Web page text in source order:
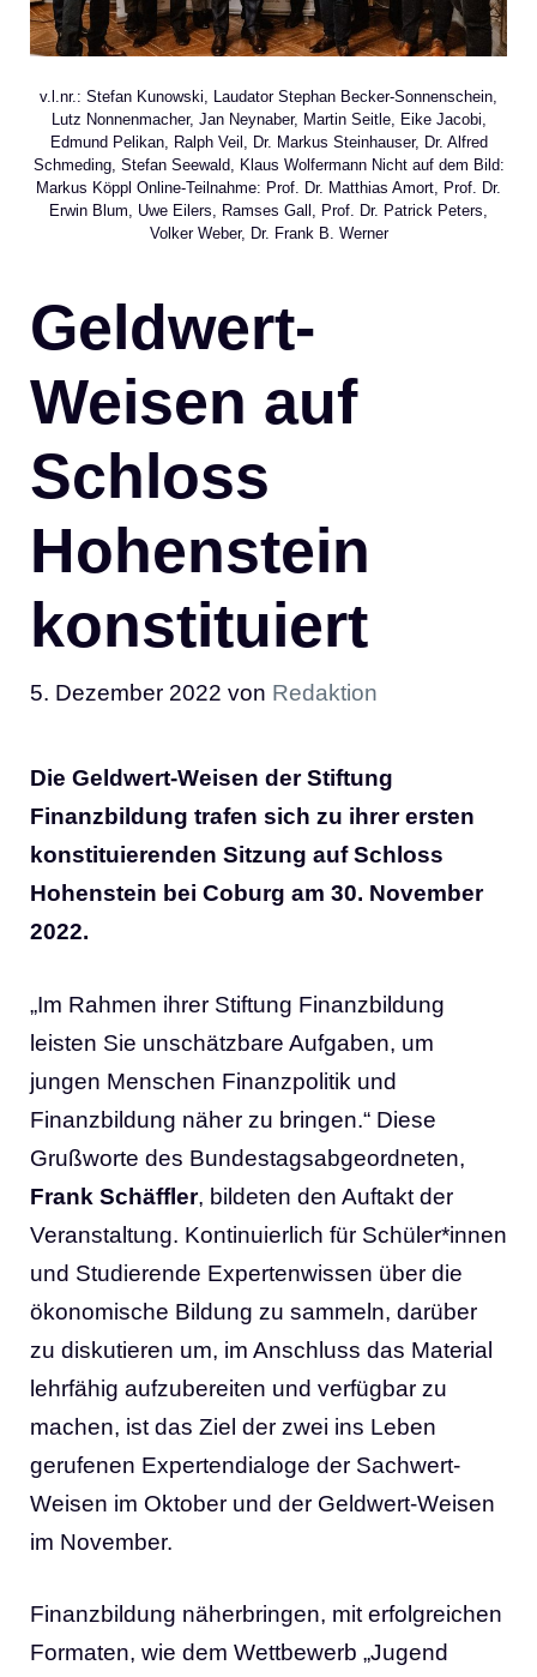
v.l.nr.: Stefan Kunowski, Laudator Stephan Becker-Sonnenschein,
Lutz Nonnenmacher, Jan Neynaber, Martin Seitle, Eike Jacobi,
Edmund Pelikan, Ralph Veil, Dr. Markus Steinhauser, Dr. Alfred
Schmeding, Stefan Seewald, Klaus Wolfermann Nicht auf dem Bild:
Markus Köppl Online-Teilnahme: Prof. Dr. Matthias Amort, Prof. Dr.
Erwin Blum, Uwe Eilers, Ramses Gall, Prof. Dr. Patrick Peters,
Volker Weber, Dr. Frank B. Werner
Geldwert-
Weisen auf
Schloss
Hohenstein
konstituiert
5. Dezember 2022 von Redaktion
Die Geldwert-Weisen der Stiftung
Finanzbildung trafen sich zu ihrer ersten
konstituierenden Sitzung auf Schloss
Hohenstein bei Coburg am 30. November
2022.
„Im Rahmen ihrer Stiftung Finanzbildung
leisten Sie unschätzbare Aufgaben, um
jungen Menschen Finanzpolitik und
Finanzbildung näher zu bringen.“ Diese
Grußworte des Bundestagsabgeordneten,
Frank Schäffler, bildeten den Auftakt der
Veranstaltung. Kontinuierlich für Schüler*innen
und Studierende Expertenwissen über die
ökonomische Bildung zu sammeln, darüber
zu diskutieren um, im Anschluss das Material
lehrfähig aufzubereiten und verfügbar zu
machen, ist das Ziel der zwei ins Leben
gerufenen Expertendialoge der Sachwert-
Weisen im Oktober und der Geldwert-Weisen
im November.
Finanzbildung näherbringen, mit erfolgreichen
Formaten, wie dem Wettbewerb „Jugend